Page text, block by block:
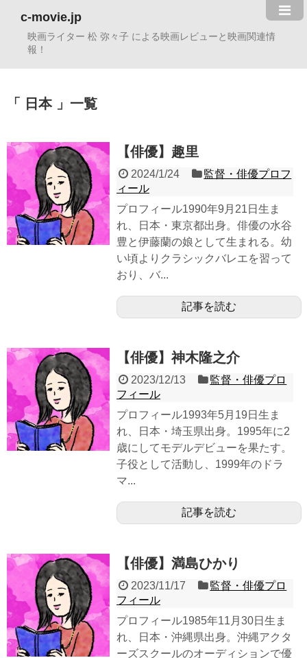
c-movie.jp
映画ライター 松 弥々子 による映画レビューと映画関連情
報！
日本 一覧
【俳優】趣里
2024/1/24
監督・俳優プロフ
ィール
プロフィール1990年9月21日生ま
れ、日本・東京都出身。俳優の水谷
豊と伊藤蘭の娘として生まれる。幼
い頃よりクラシックバレエを習って
おり、バ...
記事を読む
【俳優】神木隆之介
2023/12/13
監督・俳優プロ
フィール
プロフィール1993年5月19日生ま
れ、日本・埼玉県出身。1995年に2
歳にしてモデルデビューを果たす。
子役として活動し、1999年のドラ
マ...
記事を読む
【俳優】満島ひかり
2023/11/17
監督・俳優プロ
フィール
プロフィール1985年11月30日生ま
れ、日本・沖縄県出身。沖縄アクタ
ーズスクールのオーディションで優